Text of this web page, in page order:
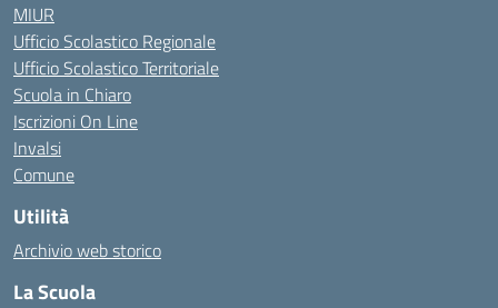
MIUR
Ufficio Scolastico Regionale
Ufficio Scolastico Territoriale
Scuola in Chiaro
Iscrizioni On Line
Invalsi
Comune
Utilità
Archivio web storico
La Scuola